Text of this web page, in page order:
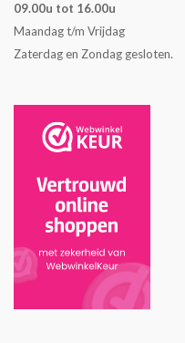
09.00u tot 16.00u
Maandag t/m Vrijdag
Zaterdag en Zondag gesloten.